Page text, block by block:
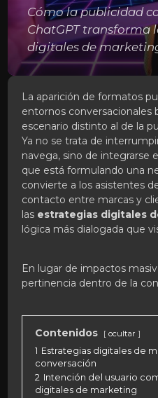
Cómo la publicidad
ChatGPT transforma
digitales de
La aparición de formatos
entornos conversacionales
escenario distinto al de la
Ya no se trata de
navega, sino de integrarse
que está formulando una
convierte a los asistentes
contacto entre marcas y
las estrategias digitales
lógica más dialogada que
En lugar de impactos
pertinencia dentro de la
Contenidos ocultar
1 Estrategias digitales de
conversación
2 Intención del usuario
digitales de marketing